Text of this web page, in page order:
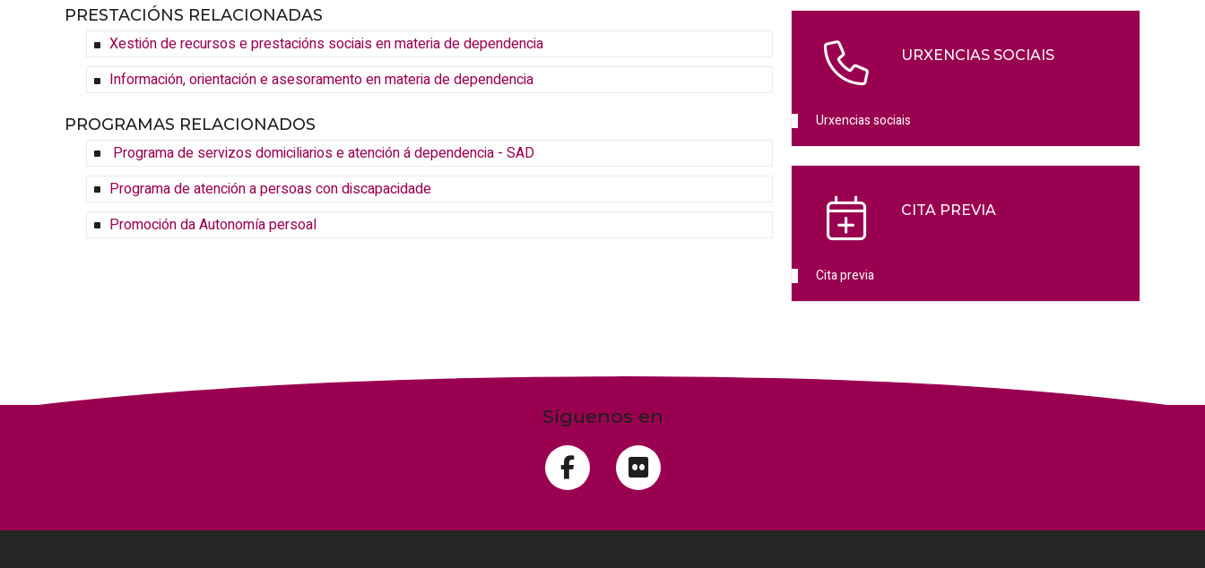
PRESTACIÓNS RELACIONADAS
Xestión de recursos e prestacións sociais en materia de dependencia
Información, orientación e asesoramento en materia de dependencia
PROGRAMAS RELACIONADOS
Programa de servizos domiciliarios e atención á dependencia - SAD
Programa de atención a persoas con discapacidade
Promoción da Autonomía persoal
URXENCIAS SOCIAIS
Urxencias sociais
CITA PREVIA
Cita previa
Síguenos en